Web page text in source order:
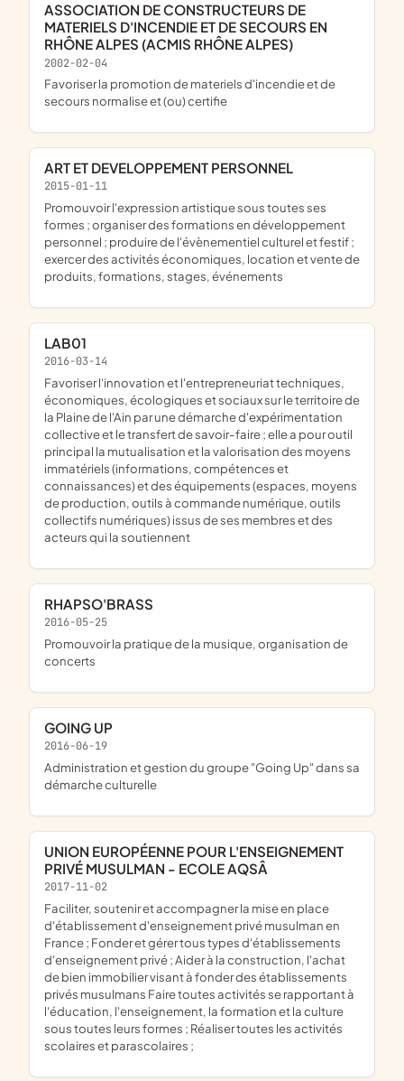
ASSOCIATION DE CONSTRUCTEURS DE
MATERIELS D'INCENDIE ET DE SECOURS EN
RHÔNE ALPES (ACMIS RHÔNE ALPES)
2002-02-04
favoriser la promotion de materiels d'incendie et de
secours normalise et (ou) certifie
ART ET DEVELOPPEMENT PERSONNEL
2015-01-11
promouvoir l'expression artistique sous toutes ses
formes ; organiser des formations en développement
personnel ; produire de l'évènementiel culturel et festif ;
exercer des activités économiques, location et vente de
produits, formations, stages, événements
LAB01
2016-03-14
favoriser l'innovation et l'entrepreneuriat techniques,
économiques, écologiques et sociaux sur le territoire de
la Plaine de l'Ain par une démarche d'expérimentation
collective et le transfert de savoir-faire ; elle a pour outil
principal la mutualisation et la valorisation des moyens
immatériels (informations, compétences et
connaissances) et des équipements (espaces, moyens
de production, outils à commande numérique, outils
collectifs numériques) issus de ses membres et des
acteurs qui la soutiennent
RHAPSO'BRASS
2016-05-25
promouvoir la pratique de la musique, organisation de
concerts
GOING UP
2016-06-19
administration et gestion du groupe "Going Up" dans sa
démarche culturelle
UNION EUROPÉENNE POUR L'ENSEIGNEMENT
PRIVÉ MUSULMAN - ECOLE AQSÂ
2017-11-02
Faciliter, soutenir et accompagner la mise en place
d'établissement d'enseignement privé musulman en
France ; Fonder et gérer tous types d'établissements
d'enseignement privé ; Aider à la construction, l'achat
de bien immobilier visant à fonder des établissements
privés musulmans Faire toutes activités se rapportant à
l'éducation, l'enseignement, la formation et la culture
sous toutes leurs formes ; Réaliser toutes les activités
scolaires et parascolaires ;